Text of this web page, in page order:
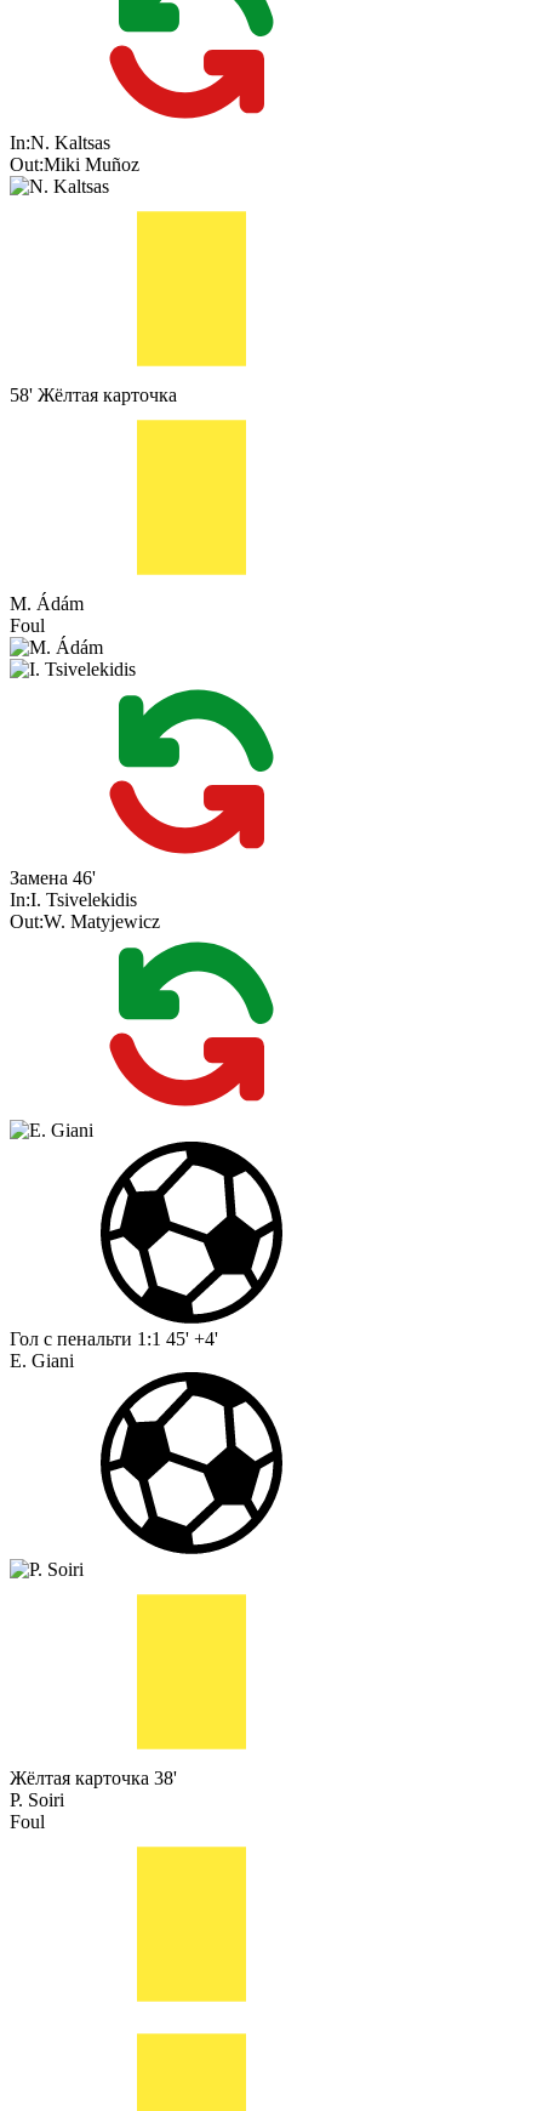
In:N. Kaltsas
Out:Miki Muñoz
58' Жёлтая карточка
M. Ádám
Foul
Замена 46'
In:I. Tsivelekidis
Out:W. Matyjewicz
Гол с пенальти 1:1 45' +4'
E. Giani
Жёлтая карточка 38'
P. Soiri
Foul